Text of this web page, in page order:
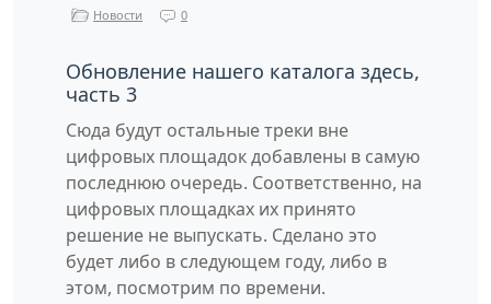
Новости
0
Обновление нашего каталога здесь,
часть 3
Сюда будут остальные треки вне
цифровых площадок добавлены в самую
последнюю очередь. Соответственно, на
цифровых площадках их принято
решение не выпускать. Сделано это
будет либо в следующем году, либо в
этом, посмотрим по времени.